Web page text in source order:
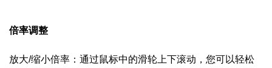
倍率调整
放大/缩小倍率：通过鼠标中的滑轮上下滚动，您可以轻松